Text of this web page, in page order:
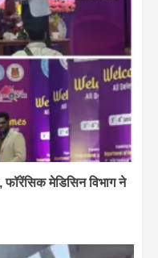
मेडिसिन विभाग ने